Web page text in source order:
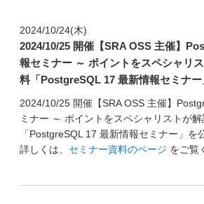
2024/10/24(木)
2024/10/25 開催【SRA OSS 主催】
報セミナー ～ ポイントをスペシャリ
料「PostgreSQL 17 最新情報セミナ
2024/10/25 開催【SRA OSS 主催】
ミナー ～ ポイントをスペシャリストが
「PostgreSQL 17 最新情報セミナー」を
詳しくは、 セミナー資料のページ をご覧